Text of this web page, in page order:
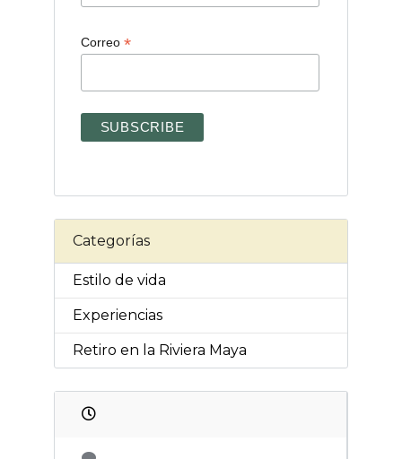
Correo *
Categorías
Estilo de vida
Experiencias
Retiro en la Riviera Maya